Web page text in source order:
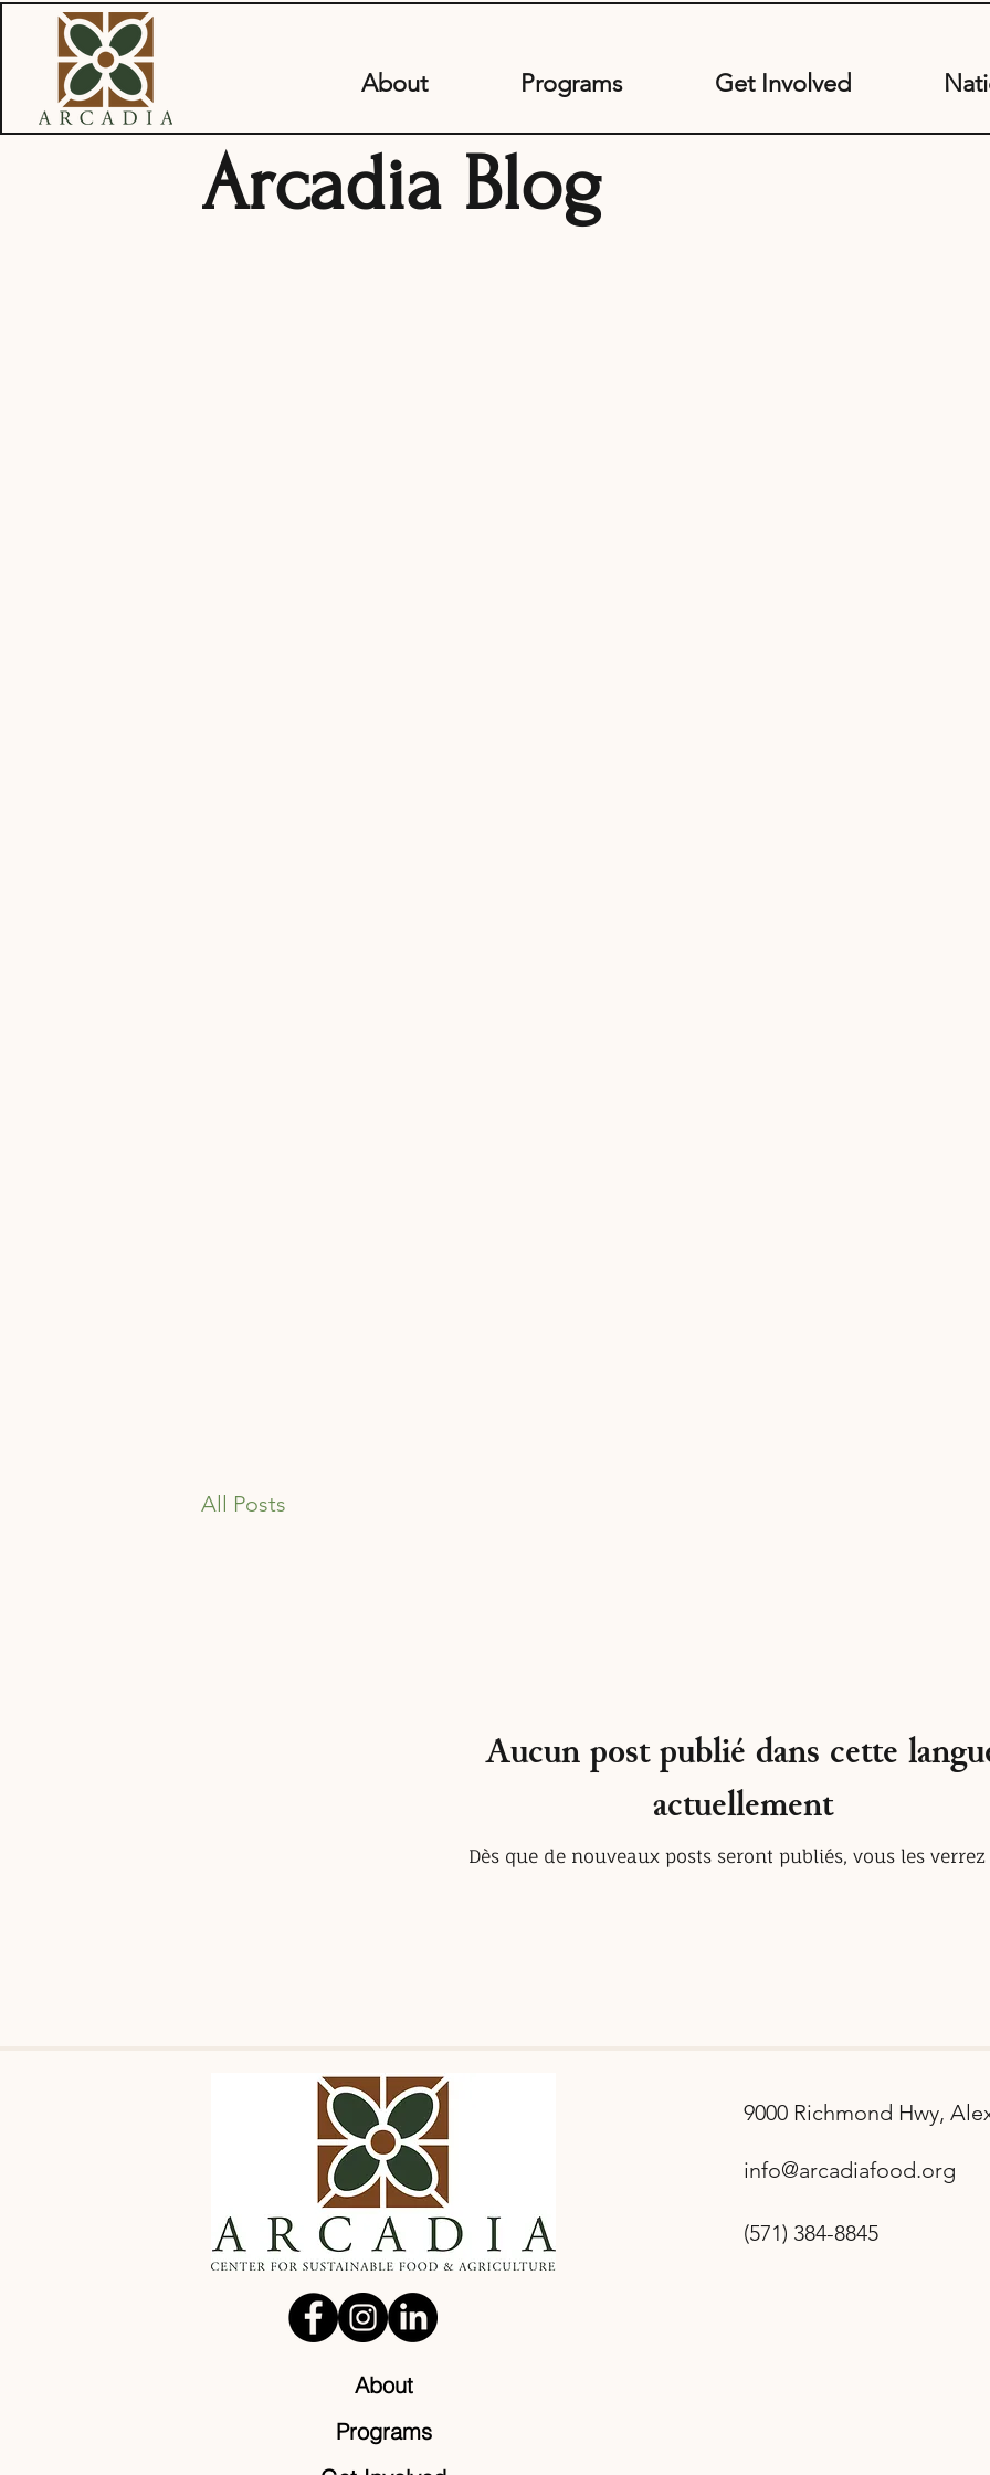
About Programs Get Involved
Arcadia Blog
All Posts
Aucun post publié dans cette
actuellement
Dès que de nouveaux posts seront publiés, vous les verrez
About
Programs
9000 Richmond Hwy,
info@arcadiafood.org
(571) 384-8845